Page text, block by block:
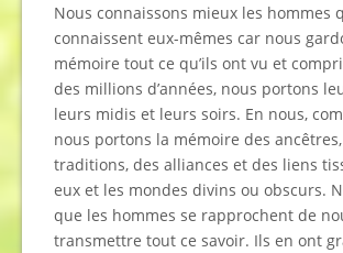
Nous connaissons mieux les hommes
connaissent eux-mêmes car nous
mémoire tout ce qu’ils ont vu et
des millions d’années, nous portons
leurs midis et leurs soirs. En nous,
nous portons la mémoire des
traditions, des alliances et des liens
eux et les mondes divins ou obscurs.
que les hommes se rapprochent de
transmettre tout ce savoir. Ils en ont